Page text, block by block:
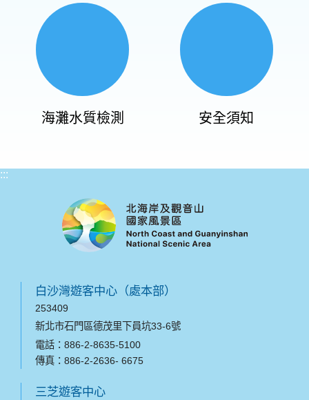
海灘水質檢測 安全須知
:::
白沙灣遊客中心（處本部）
253409
新北市石門區德茂里下員坑33-6號
電話：886-2-8635-5100
傳真：886-2-2636- 6675
三芝遊客中心